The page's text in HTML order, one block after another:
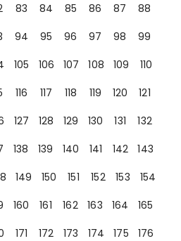
83 84 85 86 87
88
94 95 96 97 98
99
105 106 107 108 109
110
116 117 118 119 120
121
127 128 129 130 131
132
138 139 140 141 142
143
149 150 151 152 153
154
160 161 162 163 164
165
171 172 173 174 175
176